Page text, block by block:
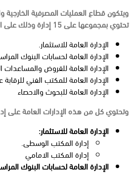
تحتوي بمجموعها على 15 إدارة وذلك على النحو التالي:
الإدارة العامة للاستثمار.
الإدارة العامة لحسابات البنوك
الإدارة العامة للقروض والمساعدات
الإدارة العامة للمكتب الفني للرقابة
الإدارة العامة للبحوث والاحصاء
وتحتوي كل من هذه الإدارات العامة على
الإدارة العامة للاستثمار:
إدارة المكتب الوسطى.
إدارة المكتب الامامي
الإدارة العامة لحسابات البنوك